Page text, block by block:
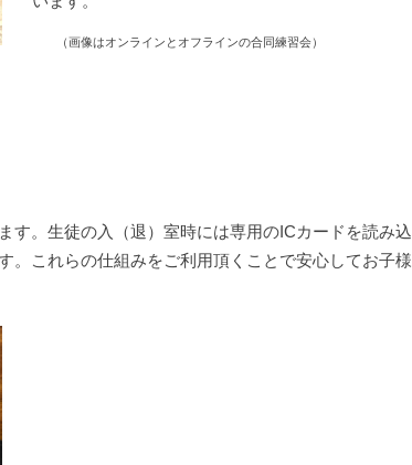
（画像はオンラインとオフラインの合同練習会）
す。生徒の入（退）室時には専用のICカードを読み込
。これらの仕組みをご利用頂くことで安心してお子様